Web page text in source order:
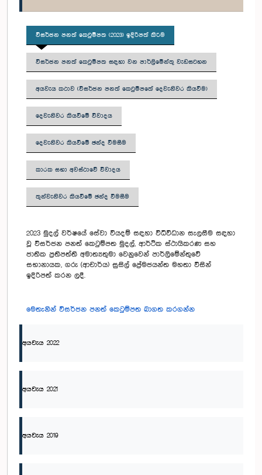
විසර්ජන පනත් කෙටුම්පත (2023) ඉදිරිපත් කිරීම
විසර්ජන පනත් කෙටුම්පත සඳහා වන පාර්ලිමේන්තු වැඩසටහන
අයවැය කථාව (විසර්ජන පනත් කෙටුම්පතේ දෙවැනිවර කියවීම)
දෙවැනිවර කියවීමේ විවාදය
දෙවැනිවර කියවීමේ ඡන්ද විමසීම
කාරක සභා අවස්ථාවේ විවාදය
තුන්වැනිවර කියවීමේ ඡන්ද විමසීම
2023 මුදල් වර්ෂයේ සේවා වියදම් සඳහා විධිවිධාන සැලසීම සඳහා
වූ විසර්ජන පනත් කෙටුම්පත මුදල්, ආර්ථික ස්ථායිකරණ සහ
ජාතික ප්‍රතිපත්ති අමාත්‍යතුමා වෙනුවෙන් පාර්ලිමේන්තුවේ
සභානායක, ගරු (ආචාර්ය) සුසිල් ප්‍රේමජයන්ත මහතා විසින්
ඉදිරිපත් කරන ලදී.
මෙතැනින් විසර්ජන පනත් කෙටුම්පත බාගත කරගන්න
අයවැය 2022
අයවැය 2021
අයවැය 2019